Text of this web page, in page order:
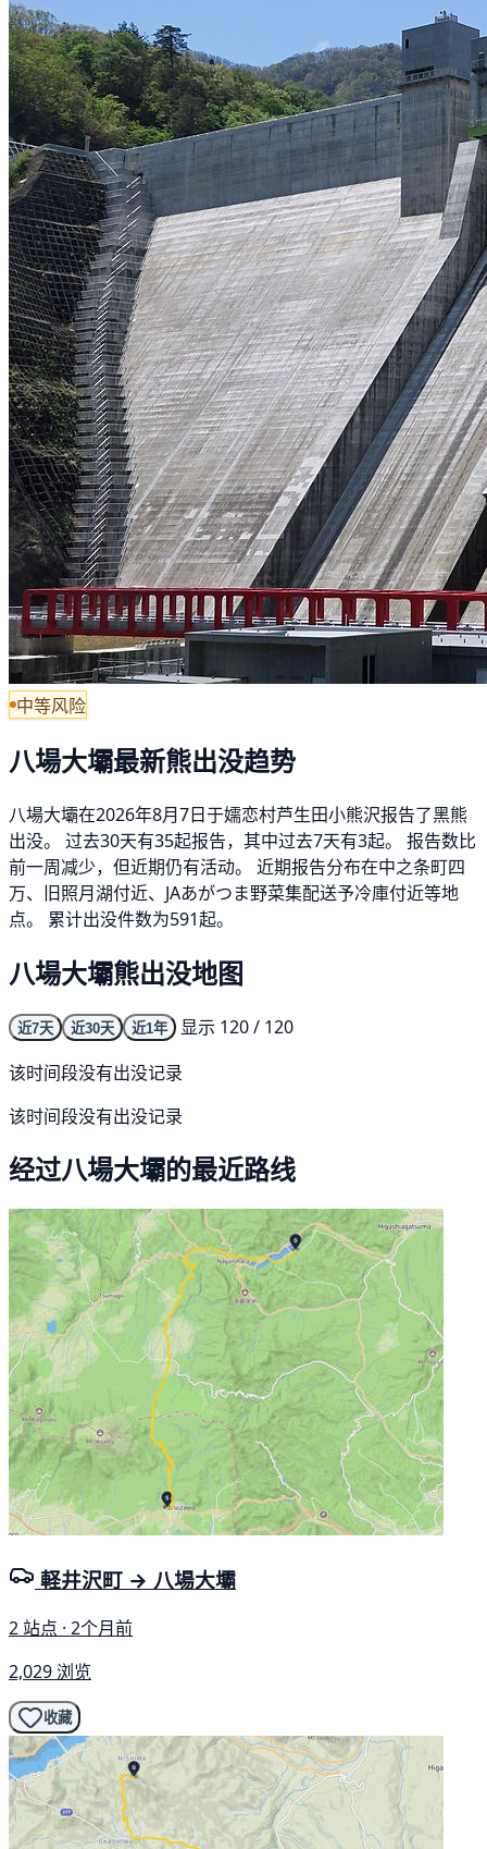
中等风险
八場大壩最新熊出没趋势
八場大壩在2026年8月7日于嬬恋村芦生田小熊沢报告了黑熊
出没。 过去30天有35起报告，其中过去7天有3起。 报告数比
前一周减少，但近期仍有活动。 近期报告分布在中之条町四
万、旧照月湖付近、JAあがつま野菜集配送予冷庫付近等地
点。 累计出没件数为591起。
八場大壩熊出没地图
近7天 近30天 近1年
显示 120 / 120
该时间段没有出没记录
该时间段没有出没记录
经过八場大壩的最近路线
軽井沢町 → 八場大壩
2 站点 · 2个月前
2,029 浏览
收藏